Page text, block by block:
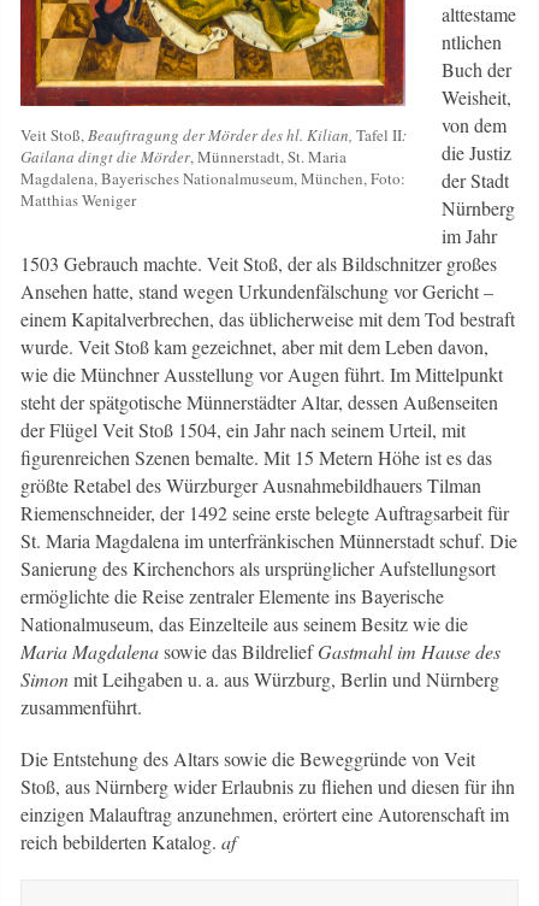
Veit Stoß, Beauftragung der Mörder des hl. Kilian,Tafel II:
Gailana dingt die Mörder, Münnerstadt, St. Maria
Magdalena, Bayerisches Nationalmuseum, München, Foto:
Matthias Weniger
alttestame
ntlichen
Buch der
Weisheit,
von dem
die Justiz
der Stadt
Nürnberg
im Jahr
1503 Gebrauch machte. Veit Stoß, der als Bildschnitzer großes
Ansehen hatte, stand wegen Urkundenfälschung vor Gericht –
einem Kapitalverbrechen, das üblicherweise mit dem Tod bestraft
wurde. Veit Stoß kam gezeichnet, aber mit dem Leben davon,
wie die Münchner Ausstellung vor Augen führt. Im Mittelpunkt
steht der spätgotische Münnerstädter Altar, dessen Außenseiten
der Flügel Veit Stoß 1504, ein Jahr nach seinem Urteil, mit
figurenreichen Szenen bemalte. Mit 15 Metern Höhe ist es das
größte Retabel des Würzburger Ausnahmebildhauers Tilman
Riemenschneider, der 1492 seine erste belegte Auftragsarbeit für
St. Maria Magdalena im unterfränkischen Münnerstadt schuf. Die
Sanierung des Kirchenchors als ursprünglicher Aufstellungsort
ermöglichte die Reise zentraler Elemente ins Bayerische
Nationalmuseum, das Einzelteile aus seinem Besitz wie die
Maria Magdalenasowie das BildreliefGastmahl im Hause des
Simonmit Leihgaben u. a. aus Würzburg, Berlin und Nürnberg
zusammenführt.
Die Entstehung des Altars sowie die Beweggründe von Veit
Stoß, aus Nürnberg wider Erlaubnis zu fliehen und diesen für ihn
einzigen Malauftrag anzunehmen, erörtert eine Autorenschaft im
reich bebilderten Katalog.af